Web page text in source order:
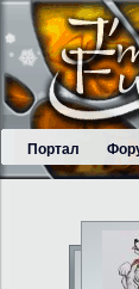
Портал